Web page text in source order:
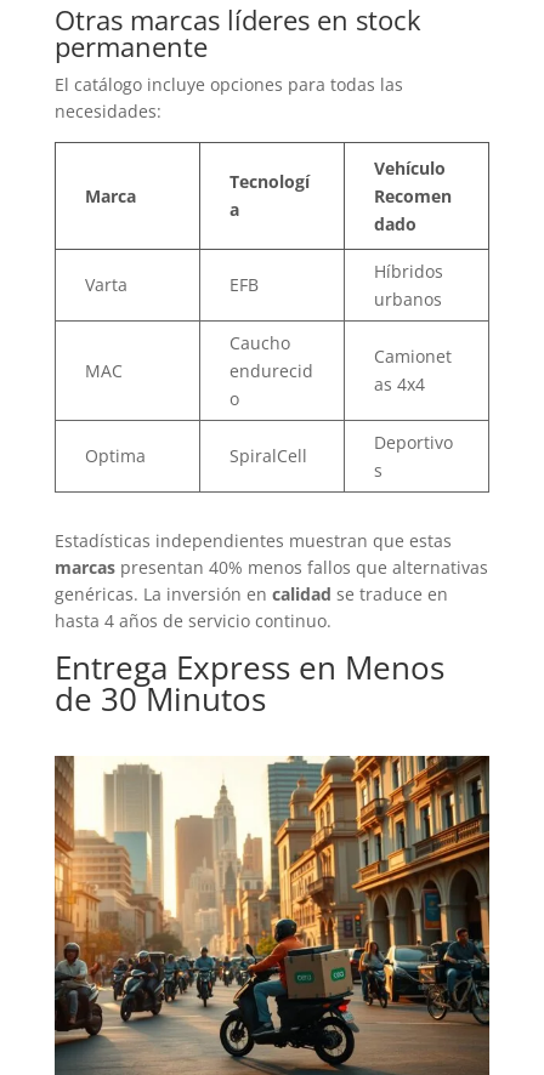
Otras marcas líderes en stock
permanente
El catálogo incluye opciones para todas las
necesidades:
Marca
Tecnologí
a
Vehículo
Recomen
dado
Varta EFB
Híbridos
urbanos
MAC
Caucho
endurecid
o
Camionet
as 4x4
Optima SpiralCell
Deportivo
s
Estadísticas independientes muestran que estas
marcaspresentan 40% menos fallos que alternativas
genéricas. La inversión en calidad se traduce en
hasta 4 años de servicio continuo.
Entrega Express en Menos
de 30 Minutos